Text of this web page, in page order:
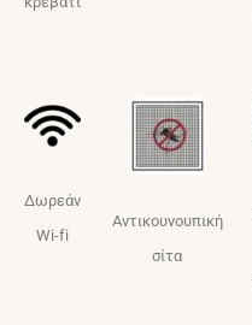
Δωρεάν
Wi-fi
Αντικουνουπική
σίτα